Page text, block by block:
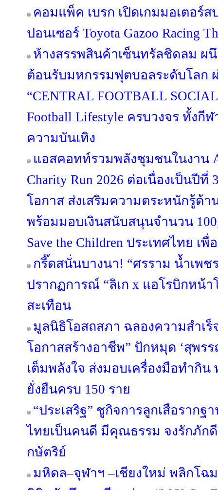
คอมแพ็ค เบรก เปิดเกมมอเตอร์ส
ปอนเซอร์ Toyota Gazoo Racing
ห้างสรรพสินค้าเซ็นทรัลชิดลม ผนึ
ต้อนรับมหกรรมฟุตบอลระดับโลก
“CENTRAL FOOTBALL
Football Lifestyle ครบวงจร ทั้งกี
ความบันเทิง
แอสคอทท์รวมพลังชุมชนในงาน
Charity Run 2026 ต่อเนื่องเป็นปี
โอกาส ส่งเสริมความตระหนักรู้ด้
พร้อมมอบเงินสนับสนุนจำนวน
Save the Children ประเทศไทย เ
กรี๊ดสนั่นบางนา! “ศรราม น้ำเพช
ปรากฏการณ์ “ลิเก x แอโรบิกหน้
สะเทือน
มูลนิธิโอสถสภา ฉลองความสำเร็
โอกาสสร้างอาชีพ” ปักหมุด ‘สุพร
เต็มพลังใจ ส่งมอบเครื่องมือทำกิ
ยั่งยืนครบ 150 ราย
“ประเสริฐ” ชูกิจการลูกเสือราก
ไทยเป็นคนดี มีคุณธรรม จงรักภัก
กษัตริย์
มหิดล–จุฬาฯ –เชียงใหม่ พลิกโฉ